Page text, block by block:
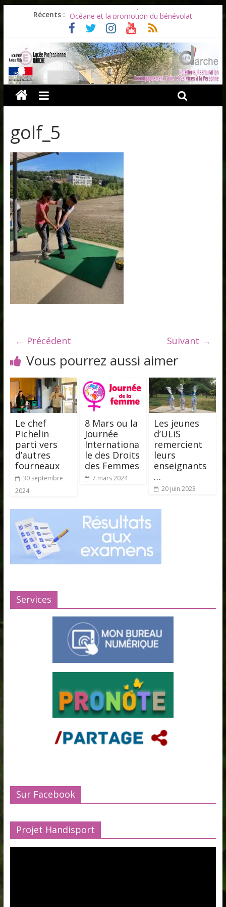
Récents :
Les ULiS en haut du podium
Océane et la promotion du bénévolat
Bonnes vacances à tous !
Infos rentrée septembre 2026
Soirée d’adieux au Lycée Darche
golf_5
← Précédent Suivant →
Vous pourrez aussi aimer
Le chef
Pichelin
parti vers
d’autres
fourneaux
30 septembre
2024
8 Mars ou la
Journée
Internationa
le des Droits
des Femmes
7 mars 2024
Les jeunes
d’ULiS
remercient
leurs
enseignants
…
20 juin 2023
Services
Sur Facebook
Projet Handisport